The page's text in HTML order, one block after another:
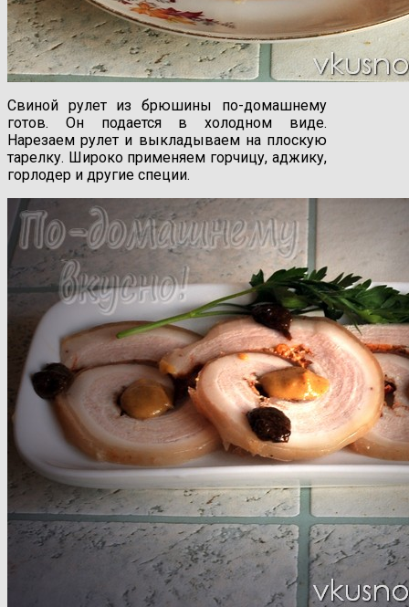
Свиной рулет из брюшины по-домашнему
готов. Он подается в холодном виде.
Нарезаем рулет и выкладываем на плоскую
тарелку. Широко применяем горчицу, аджику,
горлодер и другие специи.